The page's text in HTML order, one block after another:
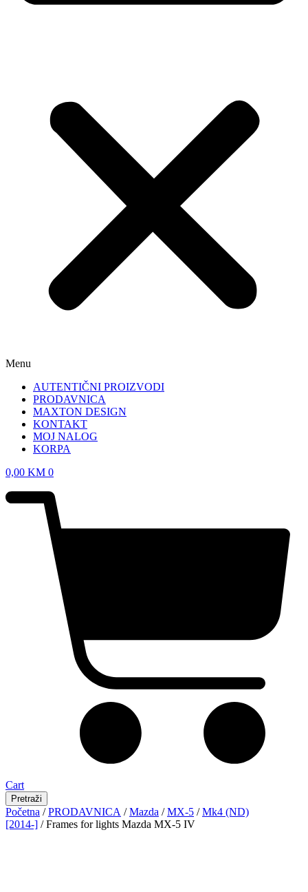
Menu
AUTENTIČNI PROIZVODI
PRODAVNICA
MAXTON DESIGN
KONTAKT
MOJ NALOG
KORPA
0,00 KM 0
Cart
Pretraži
Početna /PRODAVNICA /Mazda /MX-5 /Mk4 (ND)
[2014-] / Frames for lights Mazda MX-5 IV